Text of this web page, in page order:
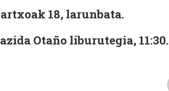
18, larunbata.
Otaño liburutegia, 11:30.